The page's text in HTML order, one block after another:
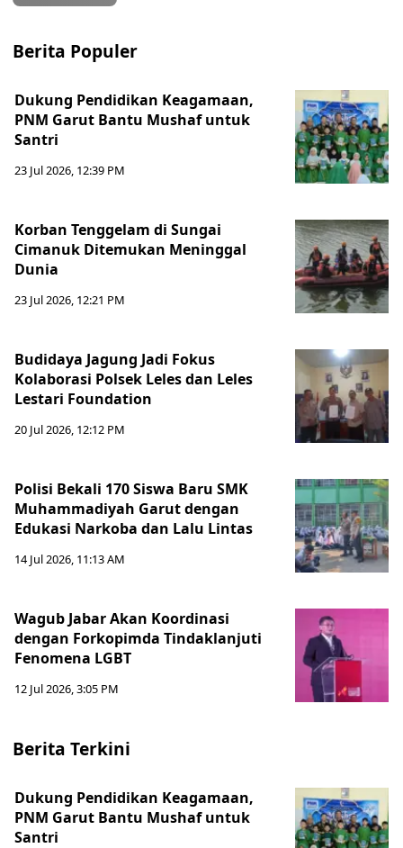
Berita Populer
Dukung Pendidikan Keagamaan,
PNM Garut Bantu Mushaf untuk
Santri
23 Jul 2026, 12:39 PM
Korban Tenggelam di Sungai
Cimanuk Ditemukan Meninggal
Dunia
23 Jul 2026, 12:21 PM
Budidaya Jagung Jadi Fokus
Kolaborasi Polsek Leles dan Leles
Lestari Foundation
20 Jul 2026, 12:12 PM
Polisi Bekali 170 Siswa Baru SMK
Muhammadiyah Garut dengan
Edukasi Narkoba dan Lalu Lintas
14 Jul 2026, 11:13 AM
Wagub Jabar Akan Koordinasi
dengan Forkopimda Tindaklanjuti
Fenomena LGBT
12 Jul 2026, 3:05 PM
Berita Terkini
Dukung Pendidikan Keagamaan,
PNM Garut Bantu Mushaf untuk
Santri